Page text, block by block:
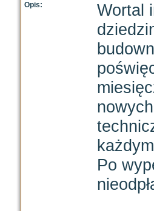
Opis:
Wortal
Po